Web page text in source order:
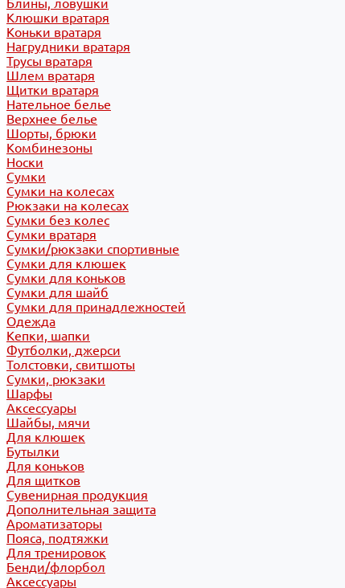
Блины, ловушки
Клюшки вратаря
Коньки вратаря
Нагрудники вратаря
Трусы вратаря
Шлем вратаря
Щитки вратаря
Нательное белье
Верхнее белье
Шорты, брюки
Комбинезоны
Носки
Сумки
Сумки на колесах
Рюкзаки на колесах
Сумки без колес
Сумки вратаря
Сумки/рюкзаки спортивные
Сумки для клюшек
Сумки для коньков
Сумки для шайб
Сумки для принадлежностей
Одежда
Кепки, шапки
Футболки, джерси
Толстовки, свитшоты
Сумки, рюкзаки
Шарфы
Аксессуары
Шайбы, мячи
Для клюшек
Бутылки
Для коньков
Для щитков
Сувенирная продукция
Дополнительная защита
Ароматизаторы
Пояса, подтяжки
Для тренировок
Бенди/флорбол
Аксессуары